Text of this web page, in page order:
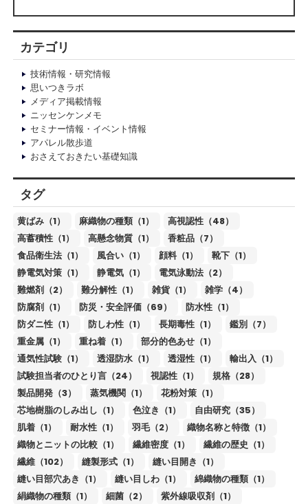
カテゴリ
技術情報・研究情報
思いつきラボ
メディア掲載情報
ニッセンケンメモ
セミナー情報・イベント情報
アパレル散歩道
おさえておきたい基礎知識
タグ
黄ばみ（1） 麻織物の種類（1）
高視認性（48）
高蓄積性（1）
高懸念物質（1）
香粧品（7）
食品衛生法（1）
風合い（1） 顔料（1）
靴下（1）
静電気対策（1）
静電気（1）
電気泳動法（2）
難燃剤（2）
難分解性（1） 雑貨（1）
雑学（4）
防腐剤（1）
防災・安全評価（69）
防水性（1）
防ダニ性（1）
防しわ性（1） 長期毒性（1）
鑑別（7）
重金属（1）
重ね着（1）
部分的色あせ（1）
通気性試験（1）
透湿防水（1） 透湿性（1）
輸出入（1）
試験担当者のひとり言（24）
視認性（1）
規格（28）
製品開発（3）
蒸気機関（1）
花粉対策（1）
芯地樹脂のしみ出し（1）
色泣き（1）
自由研究（35）
肌着（1）
耐水性（1） 羽毛（2）
織物名称と特徴（1）
織物とニットの比較（1）
繊維密度（1）
繊維の歴史（1）
繊維（102）
縫製形式（1）
縫い目開き（1）
縫い目部穴あき（1）
縫い目しわ（1）
綿織物の種類（1）
絹織物の種類（1）
細菌（2）
紫外線吸収剤（1）